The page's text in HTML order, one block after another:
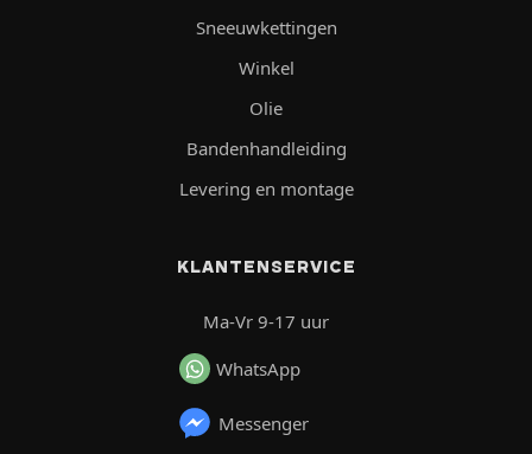
Sneeuwkettingen
Winkel
Olie
Bandenhandleiding
Levering en montage
KLANTENSERVICE
Ma-Vr 9-17 uur
WhatsApp
Messenger